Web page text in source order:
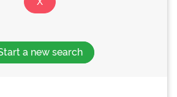
a new search